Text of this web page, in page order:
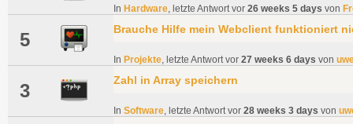
In Hardware, letzte Antwort vor 26 weeks 5 days von
5 Brauche Hilfe mein Webclient funktioniert
In Projekte, letzte Antwort vor 27 weeks 6 days von
3 Zahl in Array speichern
In Software, letzte Antwort vor 28 weeks 3 days von